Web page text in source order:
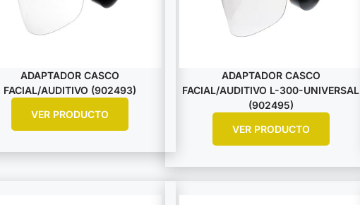
ADAPTADOR CASCO
FACIAL/AUDITIVO (902493)
VER PRODUCTO
ADAPTADOR CASCO
FACIAL/AUDITIVO L-300-UNIVERSAL
(902495)
VER PRODUCTO